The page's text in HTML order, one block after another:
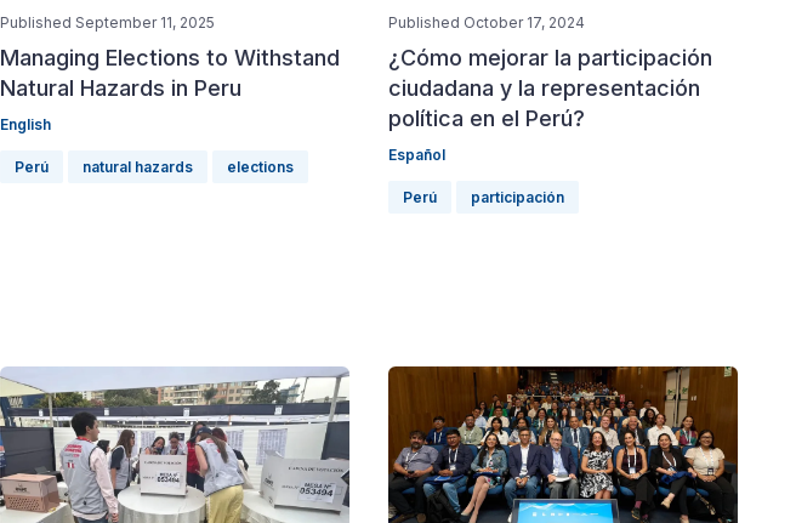
Published September 11, 2025
Managing Elections to Withstand
Natural Hazards in Peru
English
Perú natural hazards elections
Published October 17, 2024
¿Cómo mejorar la participación
ciudadana y la representación
política en el Perú?
Español
Perú participación